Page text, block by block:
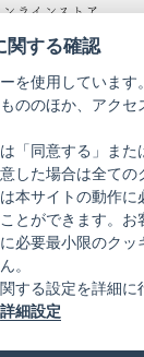
ラインストア
ート
ト
き
ご利
特定商取
関する確認
を使用しています
ののほか、アクセ
「同意する」また
した場合は全ての
本サイトの動作に
とができます。お
必要最小限のク
。
する設定を詳細に
詳細設定